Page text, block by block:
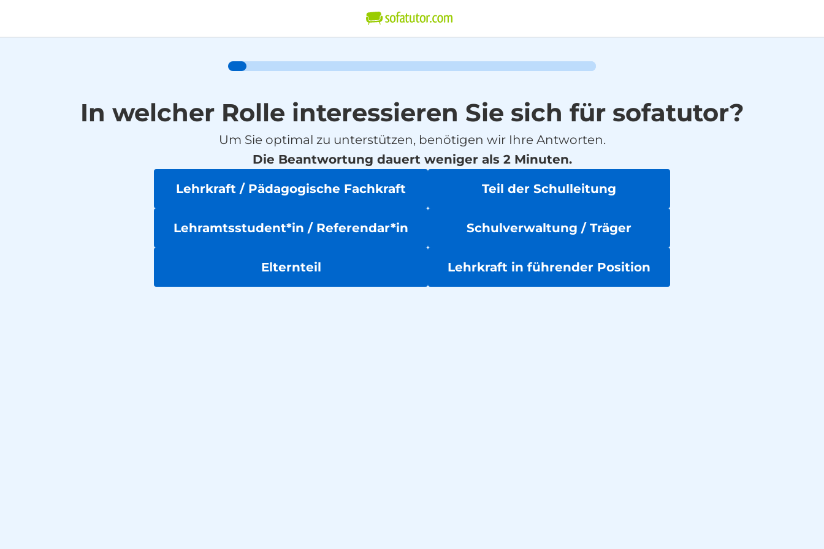
In welcher Rolle interessieren Sie sich für sofatutor?
Um Sie optimal zu unterstützen, benötigen wir Ihre Antworten.
Die Beantwortung dauert weniger als 2 Minuten.
Lehrkraft / Pädagogische Fachkraft
Lehramtsstudent*in / Referendar*in
Elternteil
Teil der Schulleitung
Schulverwaltung / Träger
Lehrkraft in führender Position